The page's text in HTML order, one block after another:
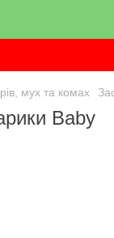
мух та комах
Baby